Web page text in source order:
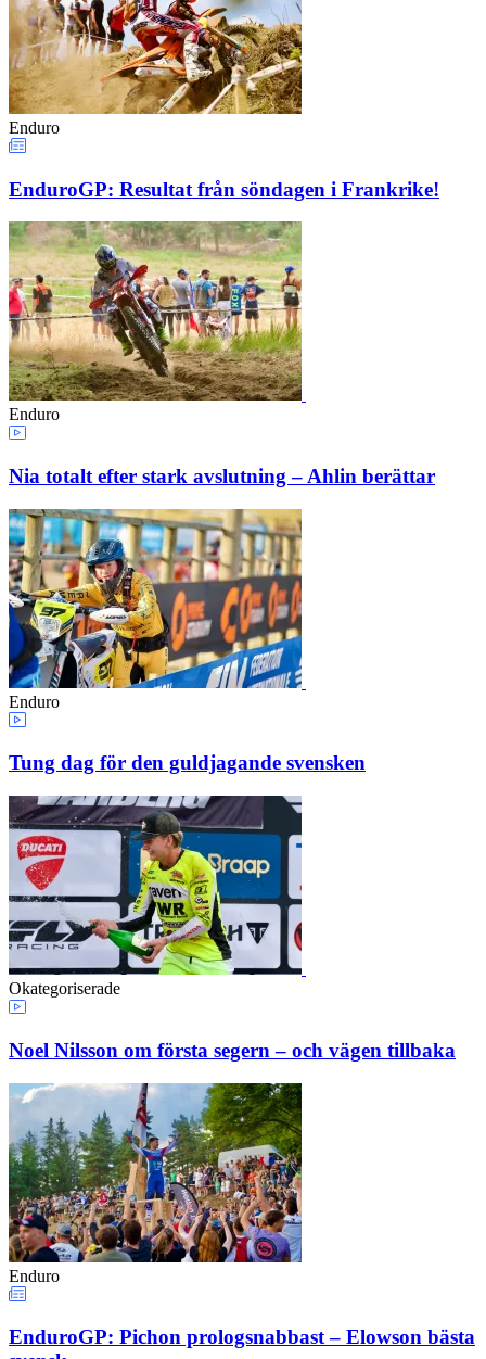
Enduro
EnduroGP: Resultat från söndagen i Frankrike!
Enduro
Nia totalt efter stark avslutning – Ahlin berättar
Enduro
Tung dag för den guldjagande svensken
Okategoriserade
Noel Nilsson om första segern – och vägen tillbaka
Enduro
EnduroGP: Pichon prologsnabbast – Elowson bästa